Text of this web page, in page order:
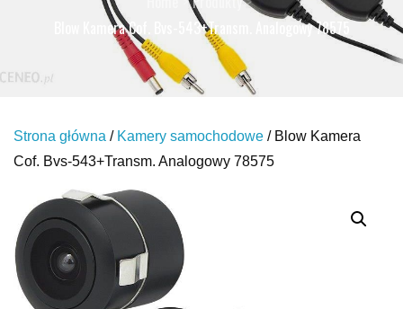
Blow Kamera Cof. Bvs-543+Transm. Analogowy 78575
Strona główna / Kamery samochodowe / Blow Kamera
Cof. Bvs-543+Transm. Analogowy 78575